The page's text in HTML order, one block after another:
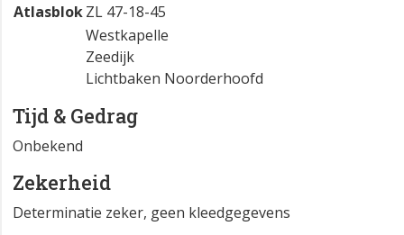
AtlasblokZL 47-18-45
Westkapelle
Zeedijk
Lichtbaken Noorderhoofd
Tijd & Gedrag
Onbekend
Zekerheid
Determinatie zeker, geen kleedgegevens